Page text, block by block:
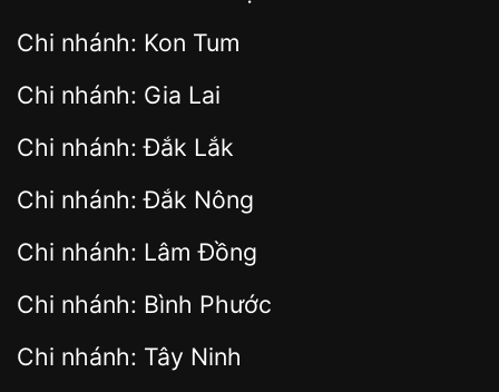
Chi nhánh: Kon Tum
Chi nhánh: Gia Lai
Chi nhánh: Đắk Lắk
Chi nhánh: Đắk Nông
Chi nhánh: Lâm Đồng
Chi nhánh: Bình Phước
Chi nhánh: Tây Ninh